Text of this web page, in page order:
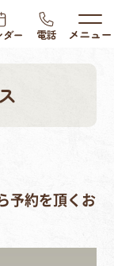
予約を頂くお